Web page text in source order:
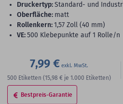
Druckertyp:Standard- und
Oberfläche: matt
Rollenkern:1,57 Zoll (40 mm)
VE:500 Klebepunkte auf 1 Rolle/n
7,99 €
500 Etiketten (15,98 € je 1.000 Etiketten)
Bestpreis-Garantie